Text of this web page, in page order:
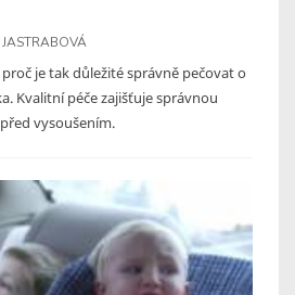
je tak důležité správně pečovat o
Kvalitní péče zajišťuje správnou
vysoušením.